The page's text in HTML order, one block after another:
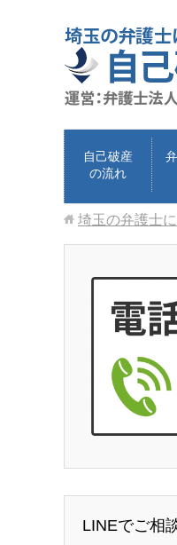
自己破産
の流れ
埼玉の弁護士
LINEでご相